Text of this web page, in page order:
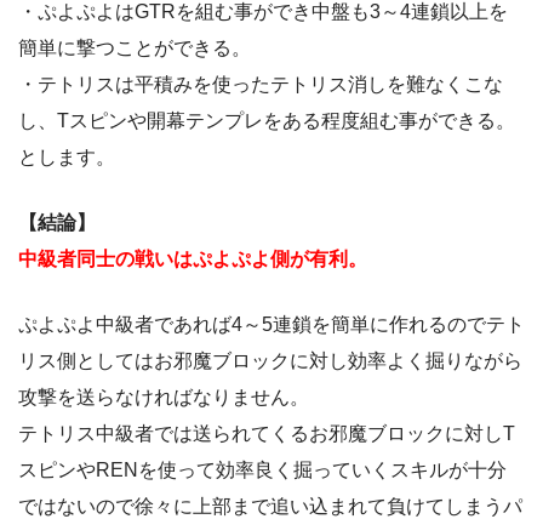
・ぷよぷよはGTRを組む事ができ中盤も3～4連鎖以上を
簡単に撃つことができる。
・テトリスは平積みを使ったテトリス消しを難なくこな
し、Tスピンや開幕テンプレをある程度組む事ができる。
とします。
【結論】
中級者同士の戦いはぷよぷよ側が有利。
ぷよぷよ中級者であれば4～5連鎖を簡単に作れるのでテト
リス側としてはお邪魔ブロックに対し効率よく掘りながら
攻撃を送らなければなりません。
テトリス中級者では送られてくるお邪魔ブロックに対しT
スピンやRENを使って効率良く掘っていくスキルが十分
ではないので徐々に上部まで追い込まれて負けてしまうパ